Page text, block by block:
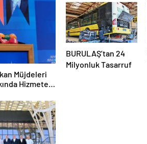
Müjdeleri
Hizmete
BURULAŞ’tan 24
Milyonluk Tasarruf